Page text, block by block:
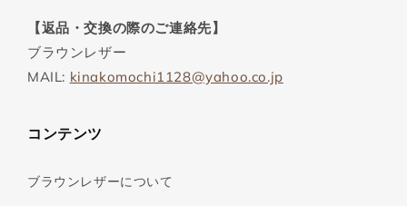
【返品・交換の際のご連絡先】
ブラウンレザー
MAIL: kinakomochi1128@yahoo.co.jp
コンテンツ
ブラウンレザーについて